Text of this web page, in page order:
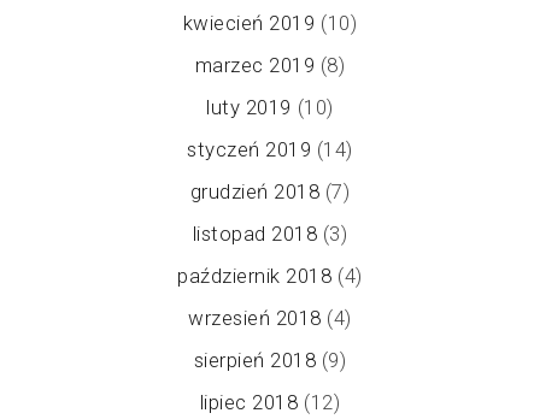
kwiecień 2019 (10)
marzec 2019 (8)
luty 2019 (10)
styczeń 2019 (14)
grudzień 2018 (7)
listopad 2018 (3)
październik 2018 (4)
wrzesień 2018 (4)
sierpień 2018 (9)
lipiec 2018 (12)